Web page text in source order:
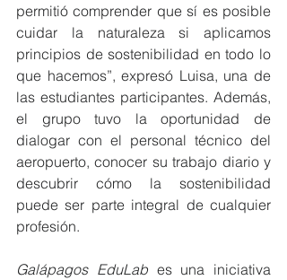
permitió comprender que sí es posible
cuidar la naturaleza si aplicamos
principios de sostenibilidad en todo lo
que hacemos”, expresó Luisa, una de
las estudiantes participantes. Además,
el grupo tuvo la oportunidad de
dialogar con el personal técnico del
aeropuerto, conocer su trabajo diario y
descubrir cómo la sostenibilidad
puede ser parte integral de cualquier
profesión.
Galápagos EduLab es una iniciativa